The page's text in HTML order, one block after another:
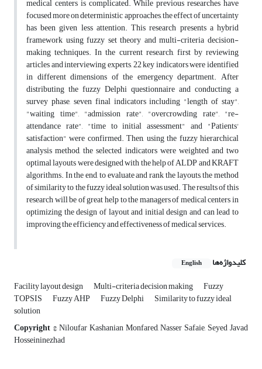
medical centers is complicated. While previous researches have
focused more on deterministic approaches, the effect of uncertainty
has been given less attention. This research presents a hybrid
framework using fuzzy set theory and multi-criteria decision-
making techniques. In the current research, first by reviewing
articles and interviewing experts, 22 key indicators were identified
in different dimensions of the emergency department. After
distributing the fuzzy Delphi questionnaire and conducting a
survey phase, seven final indicators including "length of stay",
"waiting time", "admission rate", "overcrowding rate", "re-
attendance rate", "time to initial assessment" and "Patients'
satisfaction" were confirmed. Then, using the fuzzy hierarchical
analysis method, the selected indicators were weighted and two
optimal layouts were designed with the help of ALDP and KRAFT
algorithms. In the end, to evaluate and rank the layouts, the method
of similarity to the fuzzy ideal solution was used. The results of this
research will be of great help to the managers of medical centers in
optimizing the design of layout and initial design and can lead to
improving the efficiency and effectiveness of medical services.
کلیدواژه‌ها English
Facility layout design Multi-criteria decision making Fuzzy
TOPSIS Fuzzy AHP Fuzzy Delphi Similarity to fuzzy ideal
solution
Copyright© Niloufar Kashanian Monfared, Nasser Safaie, Seyed Javad
Hosseininezhad